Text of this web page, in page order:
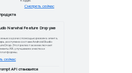
сетевого взаимодействия для развития
навыков в области ИИ.
Протокол A2A: консьерж-
по закупкам и удаленный